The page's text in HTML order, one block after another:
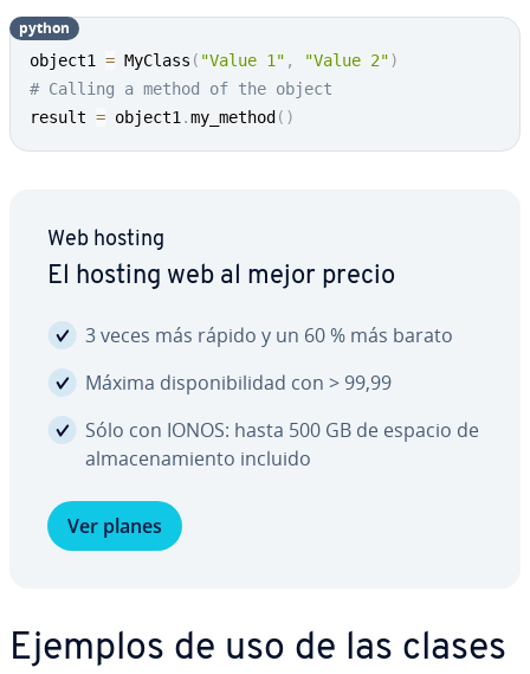
object1 = MyClass ( "Value 1" , "Value 2")
# Calling a method of the object
result = object1 .my_method ( )
python
Web hosting
El hosting web al mejor precio
3 veces más rápido y un 60 % más barato
Máxima di­s­po­ni­bi­li­dad con > 99,99
Sólo con IONOS: hasta 500 GB de espacio de
al­ma­ce­na­mie­n­to incluido
Ver planes
Ejemplos de uso de las clases